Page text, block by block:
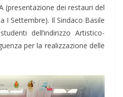
(presentazione dei restauri del
I Settembre). Il Sindaco Basile
dell’indirizzo Artistico-
per la realizzazione delle